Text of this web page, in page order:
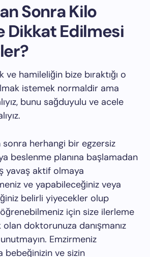
Sonra Kilo
Dikkat Edilmesi
hamileliğin bize bıraktığı o
istemek normaldir ama
bunu sağduyulu ve acele
sonra herhangi bir egzersiz
beslenme planına başlamadan
yavaş aktif olmaya
ve yapabileceğiniz veya
belirli yiyecekler olup
öğrenebilmeniz için size ilerleme
doktorunuza danışmanız
Emzirmeniz
bebeğinizin ve sizin